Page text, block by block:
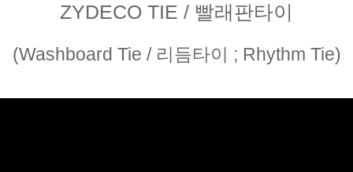
ZYDECO TIE / 빨래판타이
(Washboard Tie / 리듬타이 ; Rhythm Tie)